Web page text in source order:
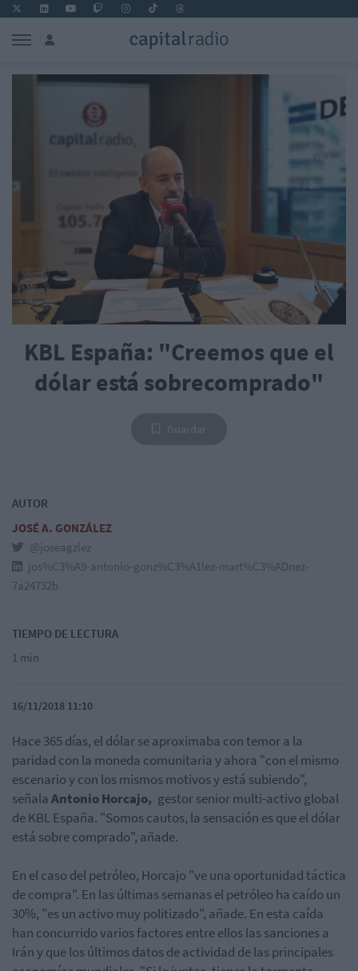
KBL España: "Creemos que el
dólar está sobrecomprado"
AUTOR
JOSÉ A. GONZÁLEZ
@joseagzlez
jos%C3%A9-antonio-gonz%C3%A1lez-mart%C3%ADnez-
7a24732b
TIEMPO DE LECTURA
1 min
16/11/2018 11:10
Hace 365 días, el dólar se aproximaba con temor a la
paridad con la moneda comunitaria y ahora "con el mismo
escenario y con los mismos motivos y está subiendo",
señala Antonio Horcajo, gestor senior multi-activo global
de KBL España. "Somos cautos, la sensación es que el dólar
está sobre comprado", añade.
En el caso del petróleo, Horcajo "ve una oportunidad táctica
de compra". En las últimas semanas el petróleo ha caído un
30%, "es un activo muy politizado", añade. En esta caída
han concurrido varios factores entre ellos las sanciones a
Irán y que los últimos datos de actividad de las principales